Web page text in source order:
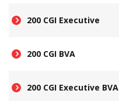
200 CGI Executive
200 CGI BVA
200 CGI Executive BVA